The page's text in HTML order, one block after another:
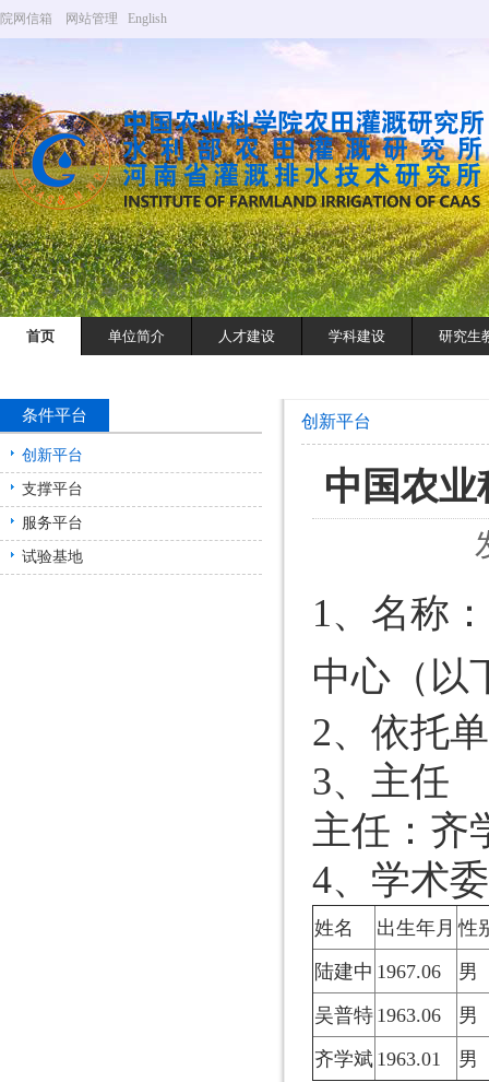
院网信箱 网站管理 English
首页 单位简介 人才建设 学科建设 研究生
条件平台
创新平台
支撑平台
服务平台
试验基地
创新平台
中国农
1、名称
中心（以
2、依托
3、主任
主任：齐
4、学术
姓名 出生年月 性
陆建中 1967.06
男
吴普特 1963.06
男
齐学斌 1963.01 男